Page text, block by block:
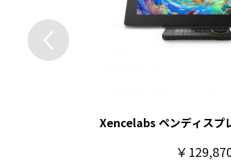
Xencelabs ペンディスプ
￥